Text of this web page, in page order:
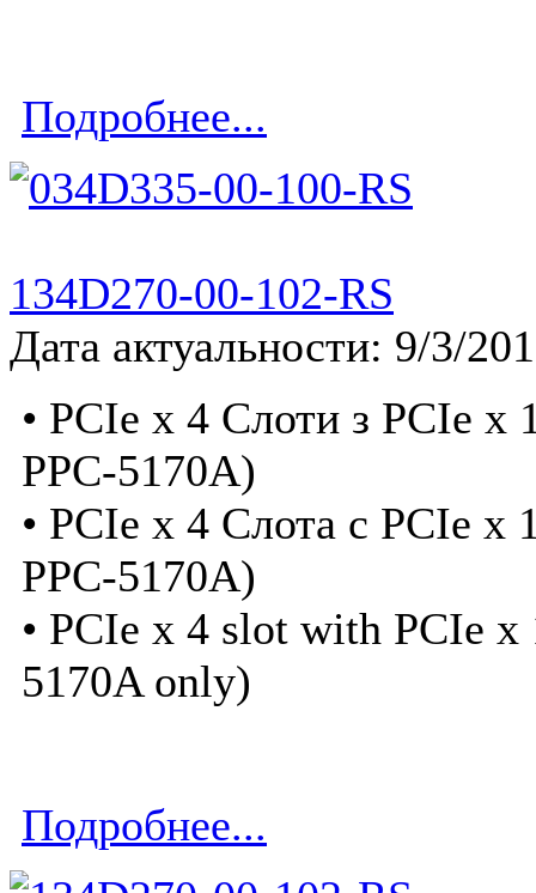
Подробнее...
134D270-00-102-RS
Дата актуальности: 9/3/
• PCIe x 4 Слоти з PCIe x
PPC-5170A)
• PCIe x 4 Слота с PCIe x
PPC-5170A)
• PCIe x 4 slot with PCIe
5170A only)
Подробнее...